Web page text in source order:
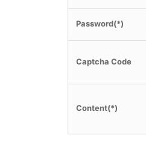
Password(*)
Captcha Code
Content(*)